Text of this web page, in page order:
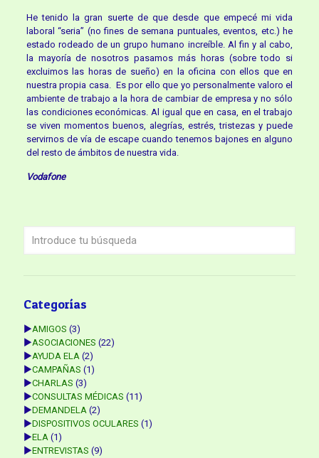
He tenido la gran suerte de que desde que empecé mi vida
laboral “seria” (no fines de semana puntuales, eventos, etc.) he
estado rodeado de un grupo humano increíble. Al fin y al cabo,
la mayoría de nosotros pasamos más horas (sobre todo si
excluimos las horas de sueño) en la oficina con ellos que en
nuestra propia casa. Es por ello que yo personalmente valoro el
ambiente de trabajo a la hora de cambiar de empresa y no sólo
las condiciones económicas. Al igual que en casa, en el trabajo
se viven momentos buenos, alegrías, estrés, tristezas y puede
servirnos de vía de escape cuando tenemos bajones en alguno
del resto de ámbitos de nuestra vida.
Vodafone
Categorías
►AMIGOS (3)
►ASOCIACIONES (22)
►AYUDA ELA (2)
►CAMPAÑAS (1)
►CHARLAS (3)
►CONSULTAS MÉDICAS (11)
►DEMANDELA (2)
►DISPOSITIVOS OCULARES (1)
►ELA (1)
►ENTREVISTAS (9)